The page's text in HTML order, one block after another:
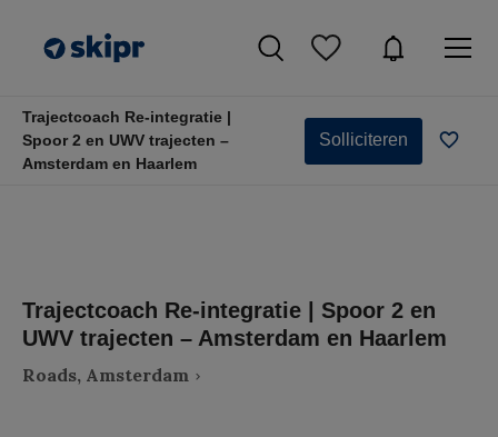
Trajectcoach Re-integratie |
Spoor 2 en UWV trajecten –
Amsterdam en Haarlem
Solliciteren
Trajectcoach Re-integratie | Spoor 2 en
UWV trajecten – Amsterdam en Haarlem
Roads, Amsterdam